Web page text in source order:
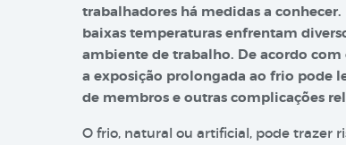
trabalhadores há medidas a conhecer.
baixas temperaturas enfrentam
ambiente de trabalho. De acordo
a exposição prolongada ao frio pode
de membros e outras complicações
O frio, natural ou artificial, pode trazer